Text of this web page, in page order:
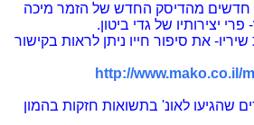
חדשים מהדיסק החדש של הזמר מיכה
- פרי יצירותיו של גדי ביטון.
את סיפור חייו ניתן לראות בקישור
http://www.mako.co.il/
שהגיעו לאונ' בתשואות חזקות בהמון